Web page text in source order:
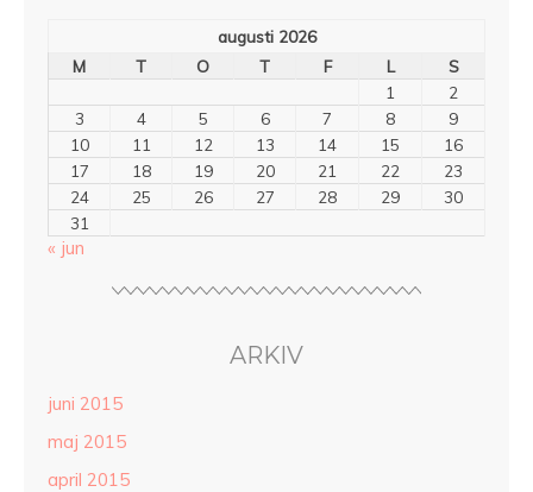
augusti 2026
M
T O T F L
S
1
2
3
4 5 6 7 8
9
10
11 12 13 14 15
16
17
18 19 20 21 22
23
24
25 26 27 28 29
30
31
« jun
ARKIV
juni 2015
maj 2015
april 2015